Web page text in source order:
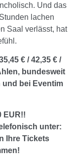
Und das
lachen
Saal verlässt, hat
€ / 42,35 € /
bundesweit
und bei Eventim
EUR!!
unter:
Ihre Tickets